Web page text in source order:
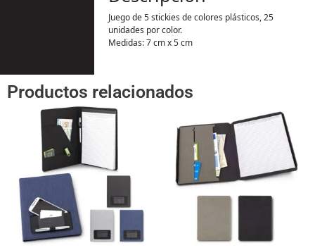
Juego de 5 stickies de colores plásticos, 25
unidades por color.
Medidas: 7 cm x 5 cm
Productos relacionados